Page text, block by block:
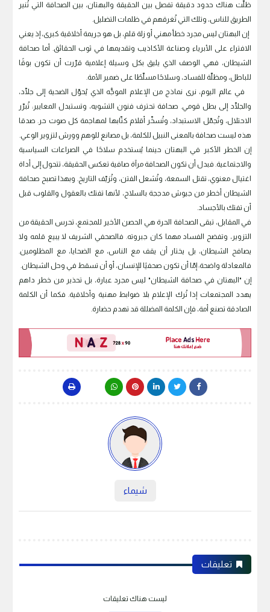
ظلّت هناك حدود دقيقة تفصل بين الحقيقة والبهتان، بين الصحافة التي تُنير
الطريق للناس، وتلك التي تُغرقهم في ظلمات التضليل.
إن البهتان ليس مجرد خطأ مهني أو زلة قلم، بل هو جريمة أخلاقية كبرى، إذ يعني
الافتراء على الأبرياء وصناعة الأكاذيب وتقديمها في ثوب الحقائق. أما صحافة
الشيطان، فهي الوصف الذي يليق بكل وسيلة إعلامية قرّرت أن تكون بوقًا
للباطل، ومظلّة للفساد، وسلاحًا مسلّطًا على ضمير الأمة.
في عالم اليوم، نرى نماذج من الإعلام الموجَّه الذي يُحوّل الضحية إلى جلّاد،
والجلّاد إلى بطل قومي. صحافة تحترف فنون التشويه، وتستبدل المعايير: تُبرّر
الاحتلال، وتُجمّل الاستبداد، وتُسخّر أقلام كتّابها لمهاجمة كل صوت حر. صدقا
هذه ليست صحافة بالمعنى النبيل للكلمة، بل مصانع للوهم وورش لتزوير الوعي.
إن الخطر الأكبر في البهتان حينما يُستخدم سلاحًا في الصراعات السياسية
والاجتماعية. فبدل أن تكون الصحافة مرآة صافية تعكس الحقيقة، تتحول إلى أداة
اغتيال معنوي، تقتل السمعة، وتُشعل الفتن، وتُزيّف التاريخ. وبهذا تصبح صحافة
الشيطان أخطر من جيوش مدججة بالسلاح، لأنها تفتك بالعقول والقلوب قبل
أن تفتك بالأجساد.
في المقابل، تبقى الصحافة الحرة هي الحصن الأخير للمجتمع، تحرس الحقيقة من
التزوير، وتفضح الفساد مهما كان جبروته. فالصحفي الشريف لا يبيع قلمه ولا
يصافح الشيطان، بل يختار أن يقف مع الناس، مع الضحايا، مع المظلومين.
فالمعادلة واضحة: إمّا أن تكون صحفيًا للإنسان، أو أن تسقط في وحل الشيطان.
إن "البهتان في صحافة الشيطان" ليس مجرد عبارة، بل تحذير من خطر داهم
يهدد المجتمعات إذا تُرك الإعلام بلا ضوابط مهنية وأخلاقية. فكما أن الكلمة
الصادقة تصنع أمة، فإن الكلمة المضللة قد تهدم حضارة.
شيماء
تعليقات
ليست هناك تعليقات